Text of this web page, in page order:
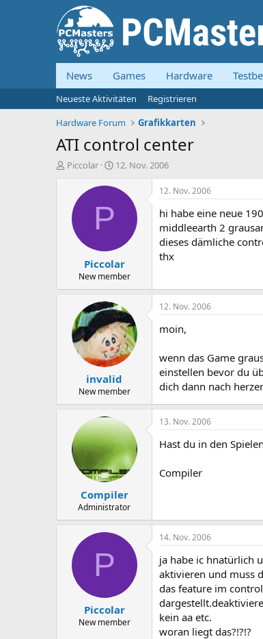
News Games Hardware
Neueste Aktivitäten
Registrieren
Hardware Forum
Grafikkarten
ATI control center
E
Piccolar
E
s
t
a
m
12. Nov. 2006
P
Piccolar
New member
12. Nov. 2006
hi habe eine neue
middleearth 2
dieses dämliche
thx
invalid
New member
12. Nov. 2006
moin,
wenn das Game
einstellen bevor du
dich dann nach
Compiler
Administrator
13. Nov. 2006
Hast du in den
Compiler
P
Piccolar
New member
14. Nov. 2006
ja habe ic hnatürlich
aktivieren und muss
das feature im
kein aa etc.
woran liegt das?!?!?